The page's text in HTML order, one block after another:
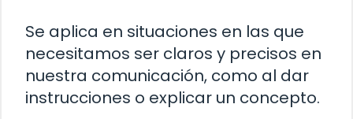
Se aplica en situaciones en las que
necesitamos ser claros y precisos en
nuestra comunicación, como al dar
instrucciones o explicar un concepto.